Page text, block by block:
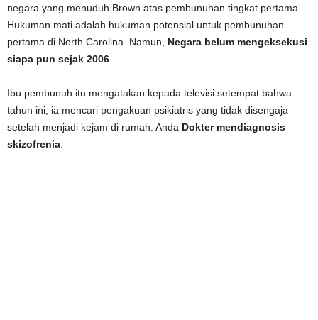
negara yang menuduh Brown atas pembunuhan tingkat pertama.
Hukuman mati adalah hukuman potensial untuk pembunuhan
pertama di North Carolina. Namun, Negara belum mengeksekusi
siapa pun sejak 2006
Ibu pembunuh itu mengatakan kepada televisi setempat bahwa
tahun ini, ia mencari pengakuan psikiatris yang tidak disengaja
setelah menjadi kejam di rumah. Anda Dokter mendiagnosis
skizofrenia